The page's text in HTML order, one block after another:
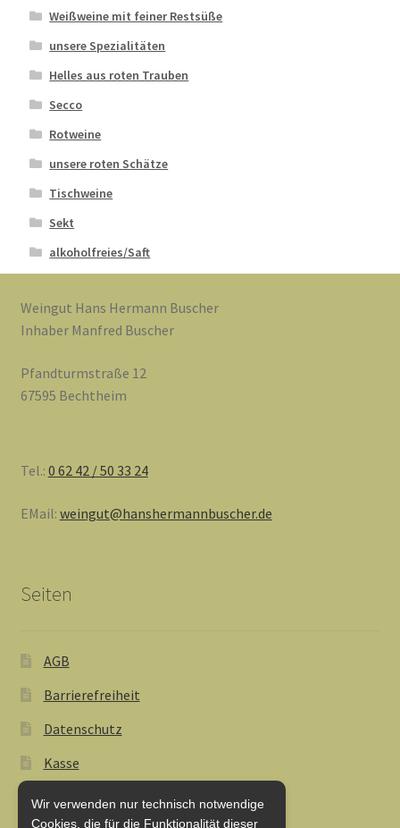
Weißweine mit feiner Restsüße
unsere Spezialitäten
Helles aus roten Trauben
Secco
Rotweine
unsere roten Schätze
Tischweine
Sekt
alkoholfreies/Saft
Weingut Hans Hermann Buscher
Inhaber Manfred Buscher
Pfandturmstraße 12
67595 Bechtheim
Tel.: 0 62 42 / 50 33 24
EMail: weingut@hanshermannbuscher.de
Seiten
AGB
Barrierefreiheit
Datenschutz
Kasse
Lieferung und Zahlung
Wir verwenden nur technisch notwendige
Cookies, die für die Funktionalität dieser